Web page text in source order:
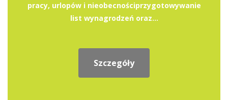
pracy, urlopów i nieobecnościprzygotowywanie
list wynagrodzeń oraz...
Szczegóły